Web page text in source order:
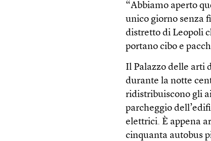
“Abbiamo aperto
unico giorno senza
distretto di Leopoli
portano cibo e
Il Palazzo delle arti
durante la notte
ridistribuiscono gli
parcheggio
elettrici. È appena
cinquanta autobus